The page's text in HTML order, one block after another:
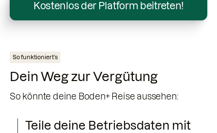
Kostenlos der Platform beitreten!
So funktioniert’s
Dein Weg zur Vergütung
So könnte deine Boden+ Reise aussehen:
Teile deine Betriebsdaten mit